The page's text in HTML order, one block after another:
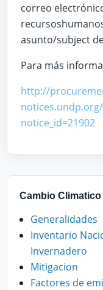
correo
asunto/subject
Para más
http://
notice_id=21902
Cambio Climatico
Generalidades
Inventario
Invernadero
Mitigacion
Factores de